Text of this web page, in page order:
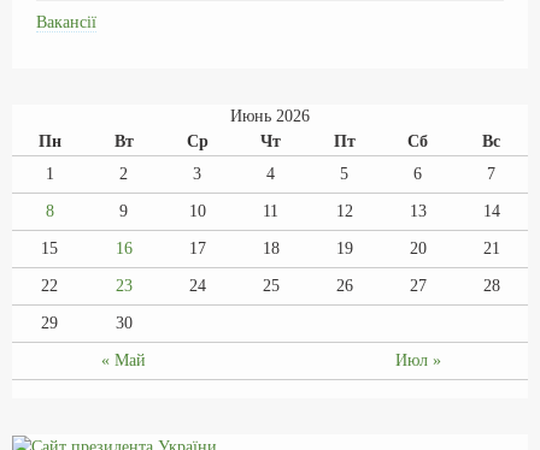
Вакансії
Июнь 2026
Пн
Вт Ср Чт Пт Сб Вс
« Май Июл »
1 2 3 4 5 6 7
8 9 10 11 12 13 14
15 16 17 18 19 20 21
22 23 24 25 26 27 28
29 30